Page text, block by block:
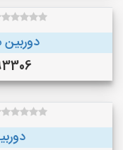
دوربین